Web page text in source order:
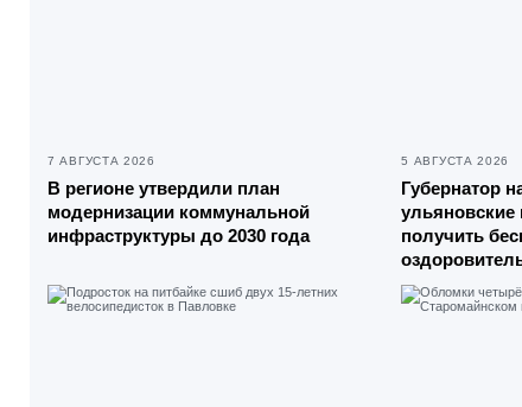
7 АВГУСТА 2026
В регионе утвердили план
модернизации коммунальной
инфраструктуры до 2030 года
5 АВГУСТА 2026
Губернатор
получить